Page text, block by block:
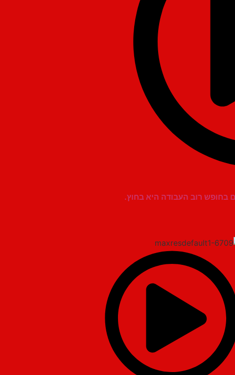
בחופש רוב העבודה היא בחוץ.